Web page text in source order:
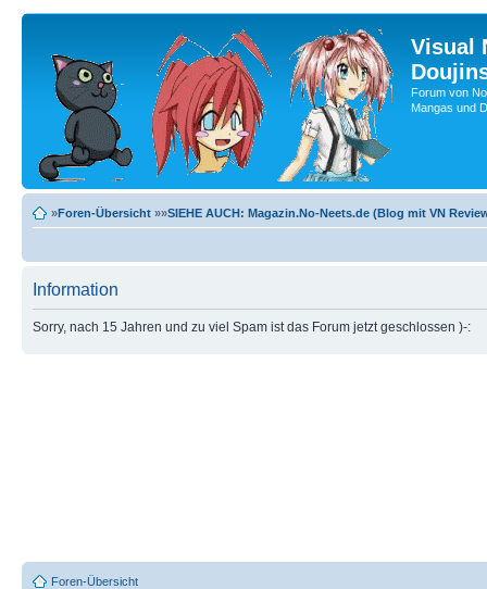
Visual
Forum von
Mangas und
»Foren-Übersicht »»SIEHE AUCH: Magazin.No-Neets.de (Blog mit VN
Information
Sorry, nach 15 Jahren und zu viel Spam ist das Forum jetzt geschlossen )-:
Foren-Übersicht